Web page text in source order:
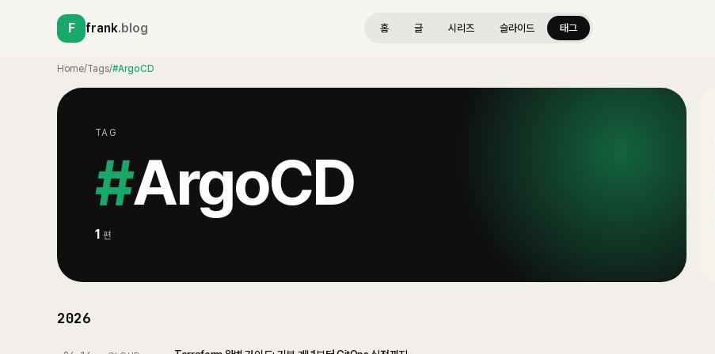
F frank.blog 홈 글 시리즈 슬라이드 태그
Home/Tags/#ArgoCD
TAG
#ArgoCD
1 편
2026